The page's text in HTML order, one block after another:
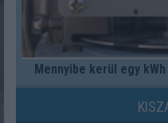
Mennyibe kerül egy